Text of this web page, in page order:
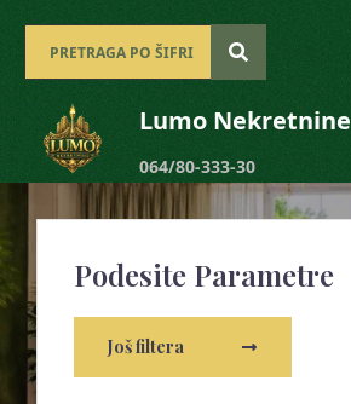
Lumo Nekretnine
064/80-333-30
Podesite Parametre
Još filtera